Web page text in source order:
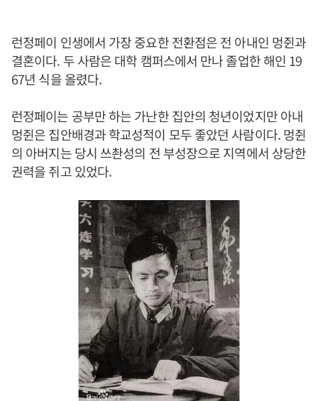
런정페이 인생에서 가장 중요한 전환점은 전 아내인 멍쥔과
결혼이다. 두 사람은 대학 캠퍼스에서 만나 졸업한 해인 19
67년 식을 올렸다.
런정페이는 공부만 하는 가난한 집안의 청년이었지만 아내
멍쥔은 집안배경과 학교성적이 모두 좋았던 사람이다. 멍쥔
의 아버지는 당시 쓰촨성의 전 부성장으로 지역에서 상당한
권력을 쥐고 있었다.